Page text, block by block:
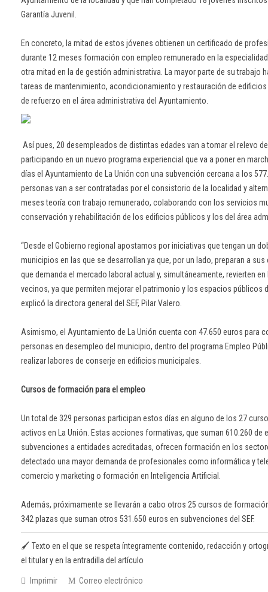
Garantía Juvenil.
En concreto, la mitad de estos jóvenes obtienen un certificado de
durante 12 meses formación con empleo remunerado en la
otra mitad en la de gestión administrativa. La mayor parte de su trabajo
tareas de mantenimiento, acondicionamiento y restauración de
de refuerzo en el área administrativa del Ayuntamiento.
Así pues, 20 desempleados de distintas edades van a tomar el relevo
participando en un nuevo programa experiencial que va a poner en
días el Ayuntamiento de La Unión con una subvención cercana a los
personas van a ser contratadas por el consistorio de la localidad y
meses teoría con trabajo remunerado, colaborando con los servicios
conservación y rehabilitación de los edificios públicos y los del área
“Desde el Gobierno regional apostamos por iniciativas que tengan un
municipios en las que se desarrollan ya que, por un lado, preparan a
que demanda el mercado laboral actual y, simultáneamente, revierten
vecinos, ya que permiten mejorar el patrimonio y los espacios públicos
explicó la directora general del SEF, Pilar Valero.
Asimismo, el Ayuntamiento de La Unión cuenta con 47.650 euros para
personas en desempleo del municipio, dentro del programa Empleo
realizar labores de conserje en edificios municipales.
Cursos de formación para el empleo
Un total de 329 personas participan estos días en alguno de los 27
activos en La Unión. Estas acciones formativas, que suman 610.260 de
subvenciones a entidades acreditadas, ofrecen formación en los
detectado una mayor demanda de profesionales como informática y
comercio y marketing o formación en Inteligencia Artificial.
Además, próximamente se llevarán a cabo otros 25 cursos de
342 plazas que suman otros 531.650 euros en subvenciones del SEF.
🖌️ Texto en el que se respeta íntegramente contenido, redacción y
el titular y en la entradilla del artículo
Imprimir Correo electrónico